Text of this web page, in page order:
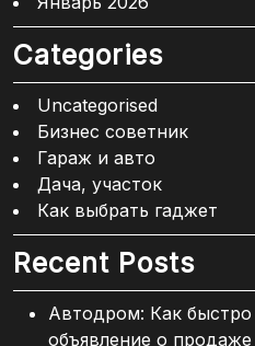
Categories
Uncategorised
Бизнес советник
Гараж и авто
Дача, участок
Как выбрать гаджет
Recent Posts
Автодром: Как
объявление о